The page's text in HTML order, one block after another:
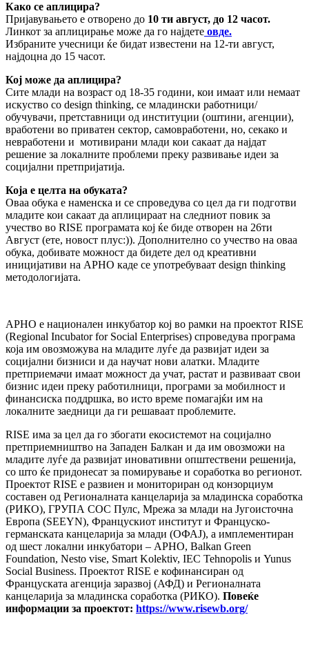
Како се аплицира?
Пријавувањето е отворено до 10 ти август, до 12 часот.
Линкот за аплицирање може да го најдете овде.
Избраните учесници ќе бидат известени на 12-ти август,
најдоцна до 15 часот.
Кој може да аплицира?
Сите млади на возраст од 18-35 години, кои имаат или немаат
искуство со design thinking, се младински работници/
обучувачи, претставници од институции (оштини, агенции),
вработени во приватен сектор, самовработени, но, секако и
невработени и мотивирани млади кои сакаат да најдат
решение за локалните проблеми преку развивање идеи за
социјални претпријатија.
Која е целта на обуката?
Оваа обука е наменска и се спроведува со цел да ги подготви
младите кои сакаат да аплицираат на следниот повик за
учество во RISE програмата кој ќе биде отворен на 26ти
Август (ете, новост плус:)). Дополнително со учество на оваа
обука, добивате можност да бидете дел од креативни
иницијативи на АРНО каде се употребуваат design thinking
методологијата.
АРНО е национален инкубатор кој во рамки на проектот RISE
(Regional Incubator for Social Enterprises) спроведува програма
која им овозможува на младите луѓе да развијат идеи за
социјални бизниси и да научат нови алатки. Младите
претприемачи имаат можност да учат, растат и развиваат свои
бизнис идеи преку работилници, програми за мобилност и
финансиска поддршка, во исто време помагајќи им на
локалните заедници да ги решаваат проблемите.
RISE има за цел да го збогати екосистемот на социјално
претприемништво на Западен Балкан и да им овозможи на
младите луѓе да развијат иновативни општествени решенија,
со што ќе придонесат за помирување и соработка во регионот.
Проектот RISE е развиен и мониториран од конзорциум
составен од Регионалната канцеларија за младинска соработка
(РИКО), ГРУПА СОС Пулс, Мрежа за млади на Југоисточна
Европа (SEEYN), Францускиот институт и Француско-
германската канцеларија за млади (ОФАЈ), а имплементиран
од шест локални инкубатори – АРНО, Balkan Green
Foundation, Nesto vise, Smart Kolektiv, IEC Tehnopolis и Yunus
Social Business. Проектот RISE е кофинансиран од
Француската агенција заразвој (АФД) и Регионалната
канцеларија за младинска соработка (РИКО). Повеќе
информации за проектот: https://www.risewb.org/